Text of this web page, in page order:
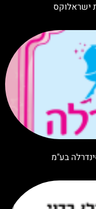
ישראלוקס
בע"מ